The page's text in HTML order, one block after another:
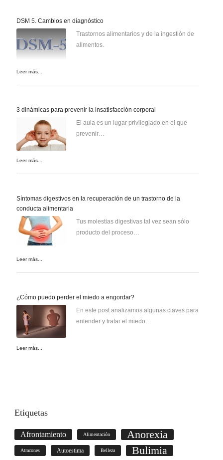
DSM 5. Cambios en diagnóstico
Trastornos alimentarios y de la ingestión de
alimentos.
Leer más...
3 dinámicas para prevenir la insatisfacción corporal
El aula es un lugar privilegiado en el que
prevenir…
Leer más...
Síntomas digestivos en la recuperación de un trastorno de la
conducta alimentaria
Tus molestias digestivas tal vez sean sólo
producto del proceso…
Leer más...
¿Cómo puedo perder el miedo a engordar?
En este post analizamos algunas claves para
entender y tratar el miedo…
Leer más...
Etiquetas
Afrontamiento Alimentación Anorexia
Atracones Autoestima Belleza Bulimia